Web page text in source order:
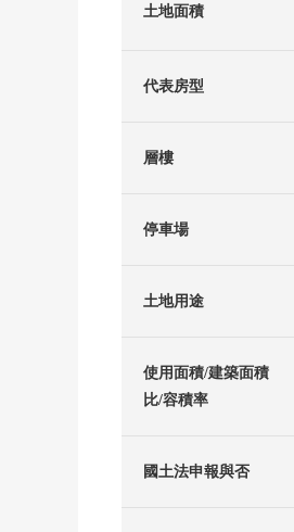
土地面積
代表房型
層樓
停車場
土地用途
使用面積/建築面積
比/容積率
國土法申報與否